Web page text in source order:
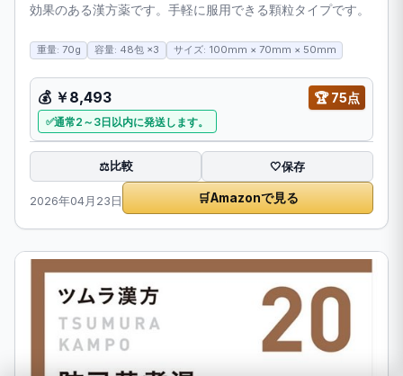
効果のある漢方薬です。手軽に服用できる顆粒タイプです。
重量: 70g 容量: 48包 ×3 サイズ: 100mm × 70mm × 50mm
💰 ￥8,493 🏆 75点
通常2～3日以内に発送します。
⚖️比較 🤍保存
2026年04月23日 🛒Amazonで見る